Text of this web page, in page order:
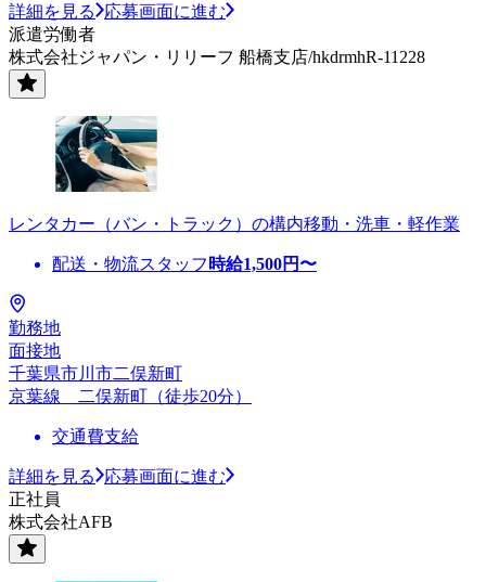
詳細を見る
応募画面に進む
派遣労働者
株式会社ジャパン・リリーフ 船橋支店/hkdrmhR-11228
レンタカー（バン・トラック）の構内移動・洗車・軽作業
配送・物流スタッフ 時給1,500円〜
勤務地
面接地
千葉県市川市二俣新町
京葉線 二俣新町（徒歩20分）
交通費支給
詳細を見る
応募画面に進む
正社員
株式会社AFB